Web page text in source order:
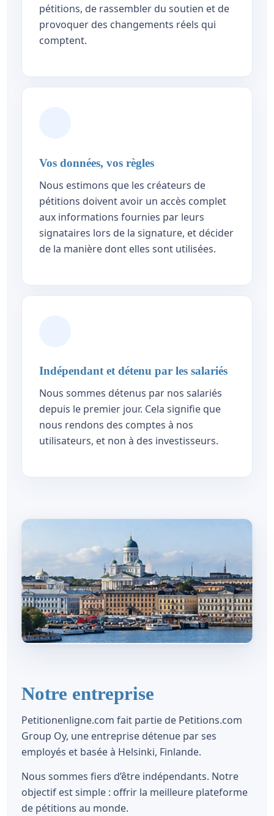
pétitions, de rassembler du soutien et de
provoquer des changements réels qui
comptent.
Vos données, vos règles
Nous estimons que les créateurs de
pétitions doivent avoir un accès complet
aux informations fournies par leurs
signataires lors de la signature, et décider
de la manière dont elles sont utilisées.
Indépendant et détenu par les salariés
Nous sommes détenus par nos salariés
depuis le premier jour. Cela signifie que
nous rendons des comptes à nos
utilisateurs, et non à des investisseurs.
Notre entreprise
Petitionenligne.com fait partie de Petitions.com
Group Oy, une entreprise détenue par ses
employés et basée à Helsinki, Finlande.
Nous sommes fiers d’être indépendants. Notre
objectif est simple : offrir la meilleure plateforme
de pétitions au monde.